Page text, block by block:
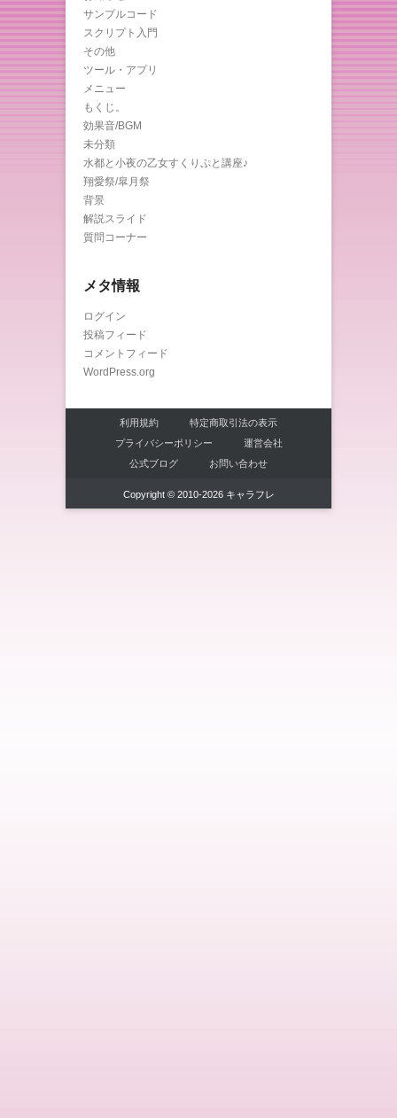
サンプルコード
スクリプト入門
その他
ツール・アプリ
メニュー
もくじ。
効果音/BGM
未分類
水都と小夜の乙女すくりぷと講座♪
翔愛祭/皐月祭
背景
解説スライド
質問コーナー
メタ情報
ログイン
投稿フィード
コメントフィード
WordPress.org
利用規約
特定商取引法の表示
プライバシーポリシー
運営会社
公式ブログ
お問い合わせ
Copyright © 2010-2026 キャラフレ